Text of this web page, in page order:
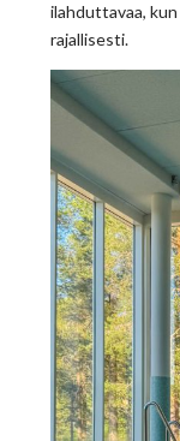
ilahduttavaa,
rajallisesti.